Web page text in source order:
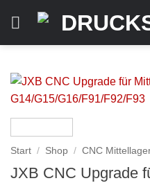
Inhalt
springen
Start / Shop / CNC
JXB CNC Upgrade